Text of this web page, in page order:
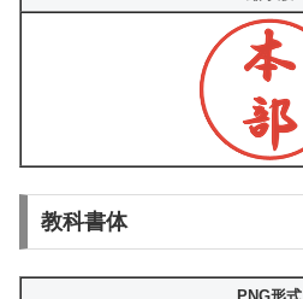
教科書体